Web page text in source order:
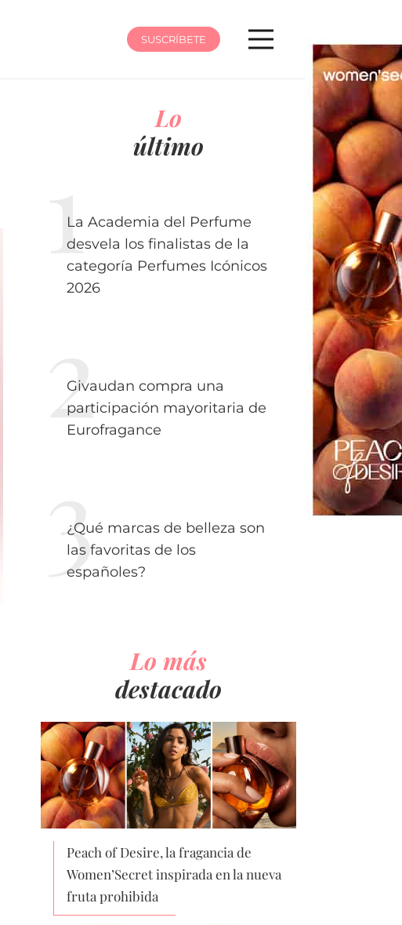
SUSCRÍBETE
Lo
último
La Academia del Perfume
desvela los finalistas de la
categoría Perfumes Icónicos
2026
Givaudan compra una
participación mayoritaria de
Eurofragance
¿Qué marcas de belleza son
las favoritas de los
españoles?
Lo más
destacado
Peach of Desire, la fragancia de
Women’Secret inspirada en la nueva
fruta prohibida